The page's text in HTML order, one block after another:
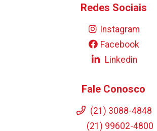
Redes Sociais
Instagram
Facebook
Linkedin
Fale Conosco
(21) 3088-4848
(21) 99602-4800